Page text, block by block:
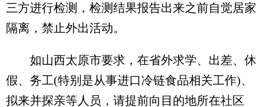
三方进行检测，检测结果报告出来之前自觉居家
隔离，禁止外出活动。
如山西太原市要求，在省外求学、出差、休
假、务工(特别是从事进口冷链食品相关工作)、
拟来并探亲等人员，请提前向目的地所在社区